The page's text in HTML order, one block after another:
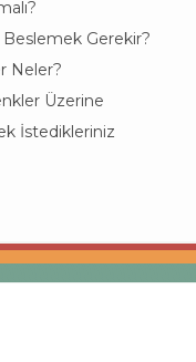
Gerekir?
Neler?
Üzerine
İstedikleriniz